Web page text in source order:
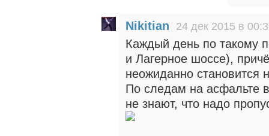
Nikitian 24 дек 2015 в
Каждый день по такому
и Лагерное шоссе),
неожиданно становится
По следам на асфальте
не знают, что надо